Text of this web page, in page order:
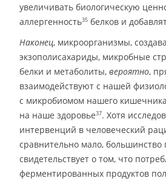
увеличивать биологическую
аллергенность35 белков и
Наконец, микроорганизмы,
экзополисахариды, микробные
белки и метаболиты, вероятно,
взаимодействуют с нашей
с микробиомом нашего
на наше здоровье37. Хотя
интервенций в человеческий
сравнительно мало,
свидетельствует о том, что
ферментированных продуктов